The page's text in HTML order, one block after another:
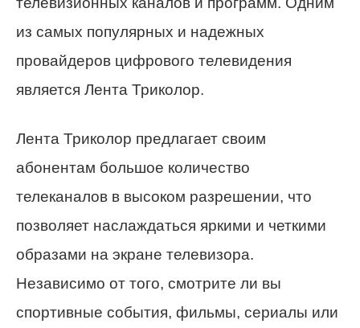
из самых популярных и надежных
провайдеров цифрового телевидения
является Лента Триколор.
Лента Триколор предлагает своим
абонентам большое количество
телеканалов в высоком разрешении, что
позволяет наслаждаться яркими и четкими
образами на экране телевизора.
Независимо от того, смотрите ли вы
спортивные события, фильмы, сериалы или